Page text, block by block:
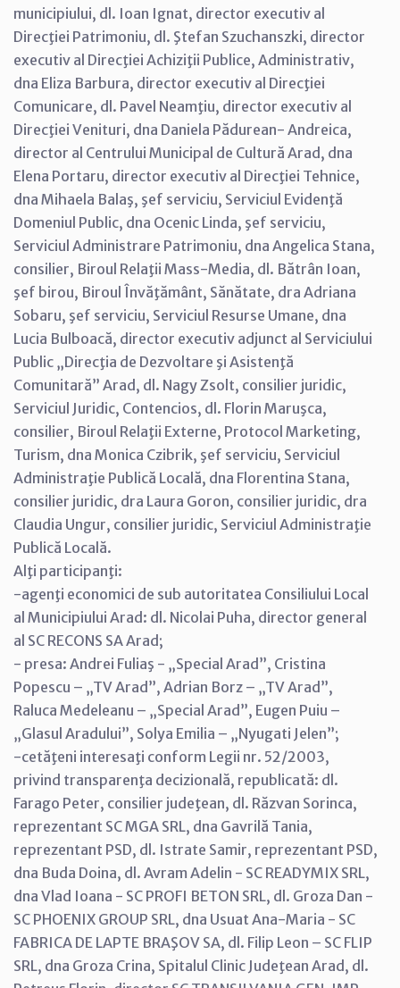
municipiului, dl. Ioan Ignat, director executiv al
Direcţiei Patrimoniu, dl. Ştefan Szuchanszki, director
executiv al Direcţiei Achiziţii Publice, Administrativ,
dna Eliza Barbura, director executiv al Direcţiei
Comunicare, dl. Pavel Neamţiu, director executiv al
Direcţiei Venituri, dna Daniela Pădurean- Andreica,
director al Centrului Municipal de Cultură Arad, dna
Elena Portaru, director executiv al Direcţiei Tehnice,
dna Mihaela Balaş, şef serviciu, Serviciul Evidenţă
Domeniul Public, dna Ocenic Linda, şef serviciu,
Serviciul Administrare Patrimoniu, dna Angelica Stana,
consilier, Biroul Relaţii Mass-Media, dl. Bătrân Ioan,
şef birou, Biroul Învăţământ, Sănătate, dra Adriana
Sobaru, şef serviciu, Serviciul Resurse Umane, dna
Lucia Bulboacă, director executiv adjunct al Serviciului
Public „Direcţia de Dezvoltare şi Asistenţă
Comunitară” Arad, dl. Nagy Zsolt, consilier juridic,
Serviciul Juridic, Contencios, dl. Florin Maruşca,
consilier, Biroul Relaţii Externe, Protocol Marketing,
Turism, dna Monica Czibrik, şef serviciu, Serviciul
Administraţie Publică Locală, dna Florentina Stana,
consilier juridic, dra Laura Goron, consilier juridic, dra
Claudia Ungur, consilier juridic, Serviciul Administraţie
Publică Locală.
Alţi participanţi:
-agenţi economici de sub autoritatea Consiliului Local
al Municipiului Arad: dl. Nicolai Puha, director general
al SC RECONS SA Arad;
- presa: Andrei Fuliaş - „Special Arad”, Cristina
Popescu – „TV Arad”, Adrian Borz – „TV Arad”,
Raluca Medeleanu – „Special Arad”, Eugen Puiu –
„Glasul Aradului”, Solya Emilia – „Nyugati Jelen”;
-cetăţeni interesaţi conform Legii nr. 52/2003,
privind transparenţa decizională, republicată: dl.
Farago Peter, consilier judeţean, dl. Răzvan Sorinca,
reprezentant SC MGA SRL, dna Gavrilă Tania,
reprezentant PSD, dl. Istrate Samir, reprezentant PSD,
dna Buda Doina, dl. Avram Adelin - SC READYMIX SRL,
dna Vlad Ioana - SC PROFI BETON SRL, dl. Groza Dan -
SC PHOENIX GROUP SRL, dna Usuat Ana-Maria - SC
FABRICA DE LAPTE BRAŞOV SA, dl. Filip Leon – SC FLIP
SRL, dna Groza Crina, Spitalul Clinic Judeţean Arad, dl.